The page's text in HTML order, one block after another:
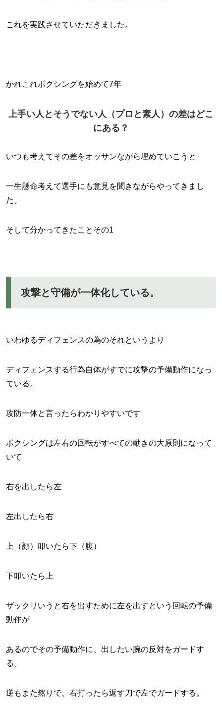
これを実践させていただきました。
かれこれボクシングを始めて7年
上手い人とそうでない人（プロと素人）の差はどこ
にある？
いつも考えてその差をオッサンながら埋めていこうと
一生懸命考えて選手にも意見を聞きながらやってきまし
た。
そして分かってきたことその1
攻撃と守備が一体化している。
いわゆるディフェンスの為のそれというより
ディフェンスする行為自体がすでに攻撃の予備動作になっ
ている。
攻防一体と言ったらわかりやすいです
ボクシングは左右の回転がすべての動きの大原則になって
いて
右を出したら左
左出したら右
上（顔）叩いたら下（腹）
下叩いたら上
ザックリいうと右を出すために左を出すという回転の予備
動作が
あるのでその予備動作に、出したい腕の反対をガードす
る。
逆もまた然りで、右打ったら返す刀で左でガードする。